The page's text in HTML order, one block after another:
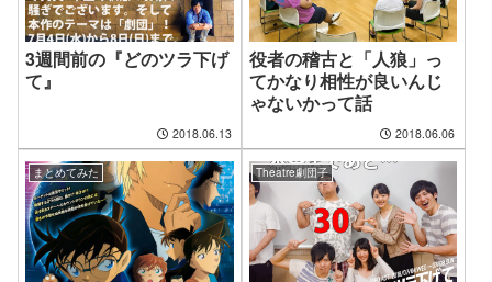
3週間前の『どのツラ下げ
て』
2018.06.13
役者の稽古と「人狼」っ
てかなり相性が良いんじ
ゃないかって話
2018.06.06
まとめてみた Theatre劇団子